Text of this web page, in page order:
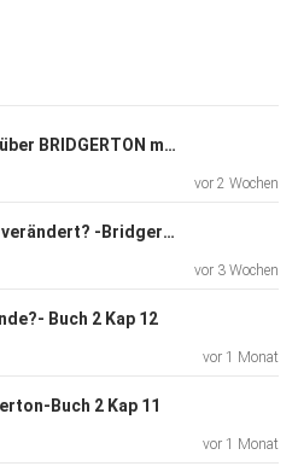
Wir müssen reden über BRIDGERTON mit den Patmore´s
vor 2 Wochen
Die Biene die alles verändert? -Bridgerton Buch2 Kap 13
vor 3 Wochen
Buch 2 Kap 12
vor 1 Monat
Buch 2 Kap 11
vor 1 Monat